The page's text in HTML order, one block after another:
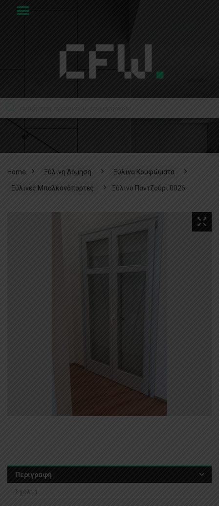
Home Ξύλινη Δόμηση Ξύλινα Κουφώματα
Ξύλινες Μπαλκονόπορτες Ξύλινο Παντζούρι 0026
Περιγραφή
Σχόλια